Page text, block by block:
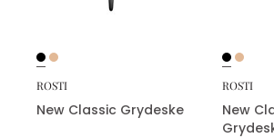
ROSTI
New Classic Grydeske
ROSTI
New